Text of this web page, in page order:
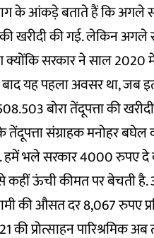
केआंकड़ेबताते हैं कि अगले
की खरीदी की गई. लेकिन
सरकार ने साल 2020 में
यह पहला अवसर था, जब
बोरा तेंदूपत्ता की
संग्राहक मनोहर
हमें भले सरकार 4000 रुपए दे
कहीं ऊंची कीमत पर बेचती
कीऔसत दर 8,067रुपए
की प्रोत्साहन पारिश्रमिक